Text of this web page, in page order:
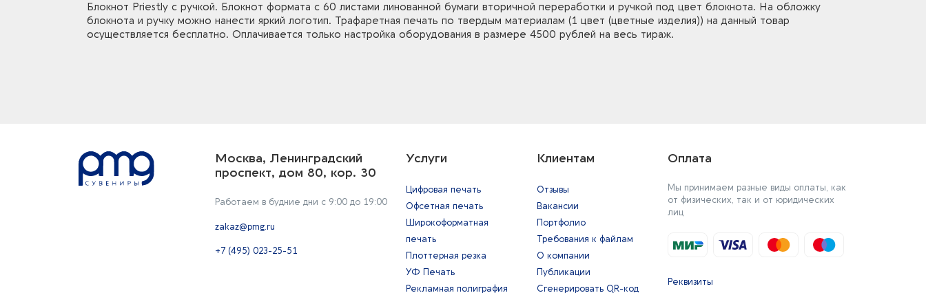
Блокнот Priestly с ручкой. Блокнот формата с 60 листами линованной бумаги вторичной переработки и ручкой под цвет блокнота. На обложку
блокнота и ручку можно нанести яркий логотип. Трафаретная печать по твердым материалам (1 цвет (цветные изделия)) на данный товар
осуществляется бесплатно. Оплачивается только настройка оборудования в размере 4500 рублей на весь тираж.
Москва, Ленинградский
проспект, дом 80, кор. 30
Работаем в будние дни с 9:00 до 19:00
zakaz@pmg.ru
+7 (495) 023-25-51
Услуги
Цифровая печать
Офсетная печать
Широкоформатная
печать
Плоттерная резка
УФ Печать
Рекламная полиграфия
Клиентам
Отзывы
Вакансии
Портфолио
Требования к файлам
О компании
Публикации
Сгенерировать QR-код
Оплата
Мы принимаем разные виды оплаты, как
от физических, так и от юридических
лиц
Реквизиты